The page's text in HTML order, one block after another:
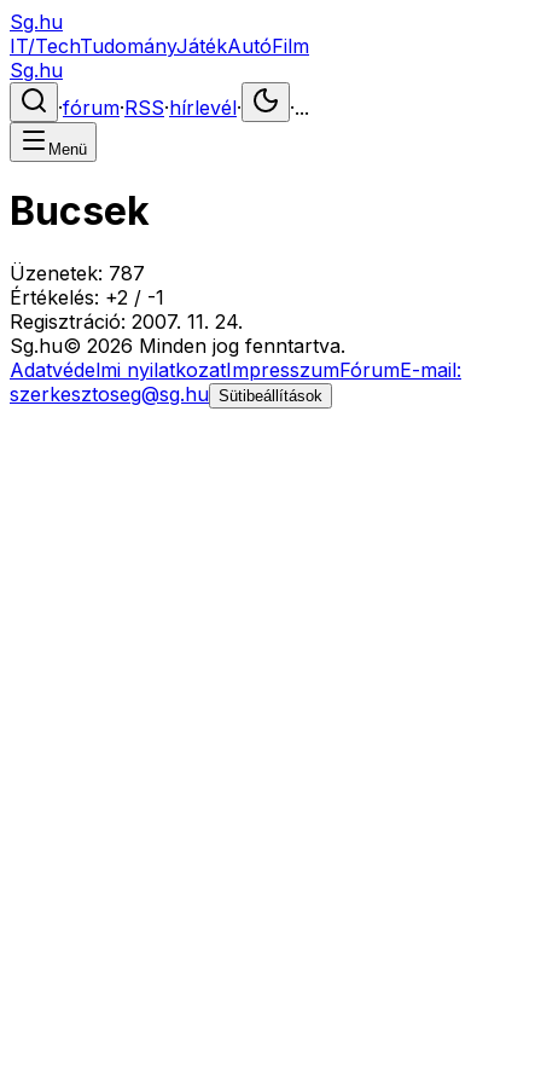
Sg.hu
IT/TechTudományJátékAutóFilm
Sg.hu
·fórum·RSS·hírlevél· ·...
Menü
Bucsek
Üzenetek: 787
Értékelés: +2 / -1
Regisztráció: 2007. 11. 24.
Sg.hu© 2026 Minden jog fenntartva.
Adatvédelmi nyilatkozatImpresszumFórumE-mail:
szerkesztoseg@sg.hu Sütibeállítások